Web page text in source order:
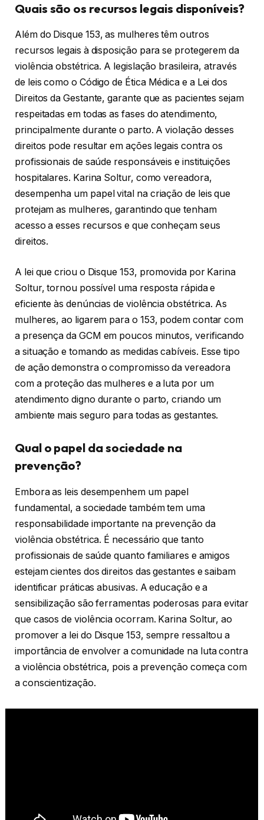
Quais são os recursos legais disponíveis?
Além do Disque 153, as mulheres têm outros
recursos legais à disposição para se protegerem da
violência obstétrica. A legislação brasileira, através
de leis como o Código de Ética Médica e a Lei dos
Direitos da Gestante, garante que as pacientes sejam
respeitadas em todas as fases do atendimento,
principalmente durante o parto. A violação desses
direitos pode resultar em ações legais contra os
profissionais de saúde responsáveis e instituições
hospitalares. Karina Soltur, como vereadora,
desempenha um papel vital na criação de leis que
protejam as mulheres, garantindo que tenham
acesso a esses recursos e que conheçam seus
direitos.
A lei que criou o Disque 153, promovida por Karina
Soltur, tornou possível uma resposta rápida e
eficiente às denúncias de violência obstétrica. As
mulheres, ao ligarem para o 153, podem contar com
a presença da GCM em poucos minutos, verificando
a situação e tomando as medidas cabíveis. Esse tipo
de ação demonstra o compromisso da vereadora
com a proteção das mulheres e a luta por um
atendimento digno durante o parto, criando um
ambiente mais seguro para todas as gestantes.
Qual o papel da sociedade na
prevenção?
Embora as leis desempenhem um papel
fundamental, a sociedade também tem uma
responsabilidade importante na prevenção da
violência obstétrica. É necessário que tanto
profissionais de saúde quanto familiares e amigos
estejam cientes dos direitos das gestantes e saibam
identificar práticas abusivas. A educação e a
sensibilização são ferramentas poderosas para evitar
que casos de violência ocorram. Karina Soltur, ao
promover a lei do Disque 153, sempre ressaltou a
importância de envolver a comunidade na luta contra
a violência obstétrica, pois a prevenção começa com
a conscientização.